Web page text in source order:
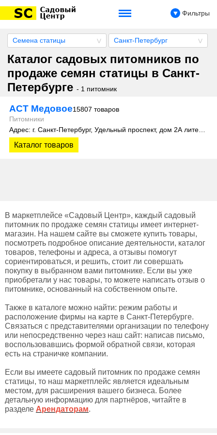
Фильтры
Семена статицы Санкт-Петербург
Каталог садовых питомников по
продаже семян статицы в Санкт-
Петербурге - 1 питомник
АСТ Медовое15807 товаров
Питомники
Каталог товаров
В маркетплейсе «Садовый Центр», каждый садовый
питомник по продаже семян статицы имеет интернет-
магазин. На нашем сайте вы сможете купить товары,
посмотреть подробное описание деятельности, каталог
товаров, телефоны и адреса, а отзывы помогут
сориентироваться, и решить, стоит ли совершать
покупку в выбранном вами питомнике. Если вы уже
приобретали у нас товары, то можете написать отзыв о
питомнике, основанный на собственном опыте.
Также в каталоге можно найти: режим работы и
расположение фирмы на карте в Санкт-Петербурге.
Связаться с представителями организации по телефону
или непосредственно через наш сайт: написав письмо,
воспользовавшись формой обратной связи, которая
есть на страничке компании.
Если вы имеете садовый питомник по продаже семян
статицы, то наш маркетплейс является идеальным
местом, для расширения вашего бизнеса. Более
детальную информацию для партнёров, читайте в
разделе Арендаторам.